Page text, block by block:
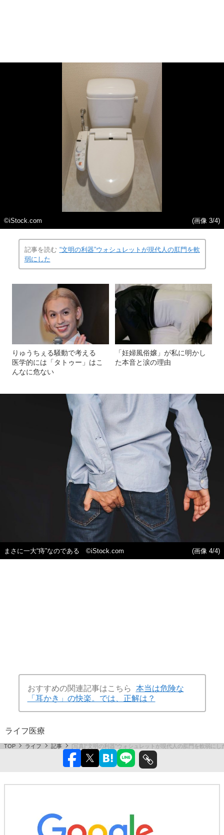
©iStock.com (画像 3/4)
記事を読む “文明の利器”ウォシュレットが現代人の肛門を軟
弱にした
りゅうちぇる騒動で考える
医学的には「タトゥー」はこ
んなに危ない
「妊婦風俗嬢」が私に明かし
た本音と涙の理由
まさに一大“痔”なのである ©iStock.com (画像 4/4)
おすすめの関連記事はこちら
本当は危険な
「耳かき」の快楽。では、正解は？
ライフ 医療
TOP ライフ 記事 [写真]“文明の利器”ウォシュレットが現代人の肛門を軟弱にし